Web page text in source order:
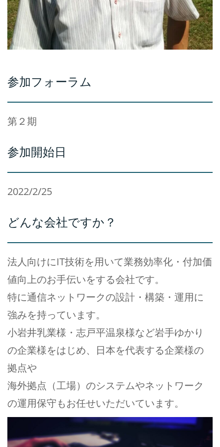
参加フォーラム
第２期
参加開始日
2022/2/25
どんな会社ですか？
法人向けにIT技術を用いて業務効率化・付加価
値向上のお手伝いをする会社です。
特に通信ネットワークの設計・構築・運用に
強みを持っています。
小岩井乳業様・志戸平温泉様など岩手ゆかり
の企業様をはじめ、日本を代表する企業様の
拠点や
海外拠点（工場）のシステムやネットワーク
の運用保守もお任せいただいています。